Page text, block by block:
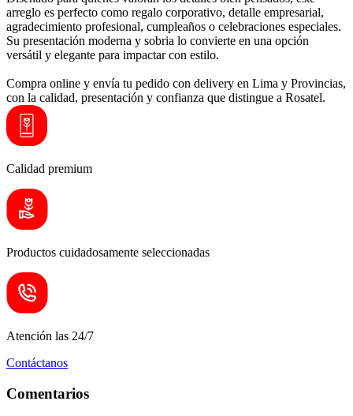
arreglo es perfecto como regalo corporativo, detalle empresarial,
agradecimiento profesional, cumpleaños o celebraciones especiales.
Su presentación moderna y sobria lo convierte en una opción
versátil y elegante para impactar con estilo.
Compra online y envía tu pedido con delivery en Lima y Provincias,
con la calidad, presentación y confianza que distingue a Rosatel.
Calidad premium
Productos cuidadosamente seleccionadas
Atención las 24/7
Contáctanos
Comentarios